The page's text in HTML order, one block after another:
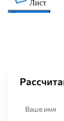
Ваше имя